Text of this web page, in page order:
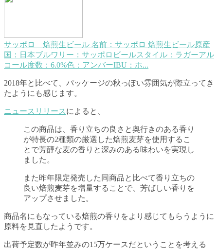
サッポロ 焙煎生ビール 名前：サッポロ 焙煎生ビール原産
国：日本ブルワリー：サッポロビールスタイル：ラガーアル
コール度数：6.0%色：アンバーIBU：ホ...
2018年と比べて、パッケージの秋っぽい雰囲気が際立ってき
たようにも感じます。
ニュースリリース によると、
この商品は、香り立ちの良さと奥行きのある香り
が特長の2種類の厳選した焙煎麦芽を使用するこ
とで芳醇な麦の香りと深みのある味わいを実現し
ました。
また昨年限定発売した同商品と比べて香り立ちの
良い焙煎麦芽を増量することで、芳ばしい香りを
アップさせました。
商品名にもなっている焙煎の香りをより感じてもらうように
原料を見直したようです。
出荷予定数が昨年並みの15万ケースだということを考える